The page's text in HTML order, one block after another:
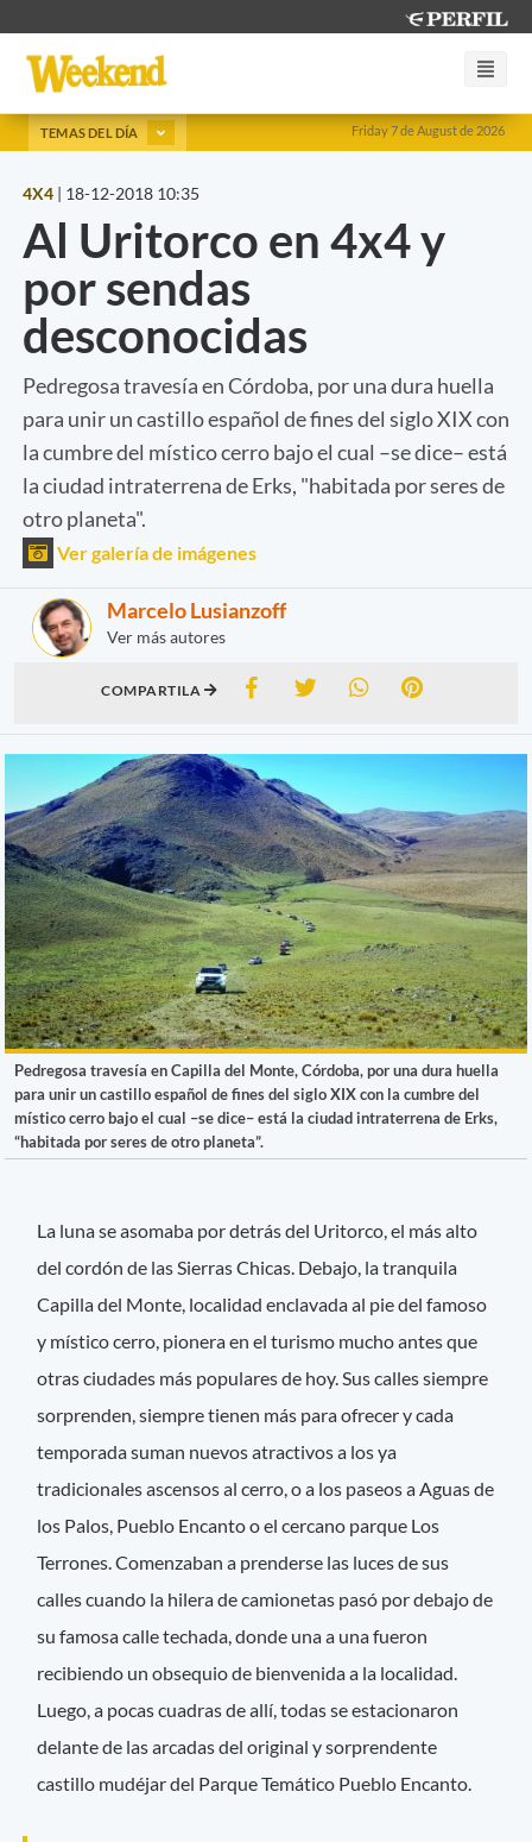
Friday 7 de August de 2026
TEMAS DEL DÍA
4X4 | 18-12-2018 10:35
Al Uritorco en 4x4 y
por sendas
desconocidas
Pedregosa travesía en Córdoba, por una dura huella
para unir un castillo español de fines del siglo XIX con
la cumbre del místico cerro bajo el cual –se dice– está
la ciudad intraterrena de Erks, "habitada por seres de
otro planeta".
Ver galería de imágenes
Marcelo Lusianzoff
Ver más autores
COMPARTILA
Pedregosa travesía en Capilla del Monte, Córdoba, por una dura huella
para unir un castillo español de fines del siglo XIX con la cumbre del
místico cerro bajo el cual –se dice– está la ciudad intraterrena de Erks,
“habitada por seres de otro planeta”.
La luna se asomaba por detrás del Uritorco, el más alto
del cordón de las Sierras Chicas. Debajo, la tranquila
Capilla del Monte, localidad enclavada al pie del famoso
y místico cerro, pionera en el turismo mucho antes que
otras ciudades más populares de hoy. Sus calles siempre
sorprenden, siempre tienen más para ofrecer y cada
temporada suman nuevos atractivos a los ya
tradicionales ascensos al cerro, o a los paseos a Aguas de
los Palos, Pueblo Encanto o el cercano parque Los
Terrones. Comenzaban a prenderse las luces de sus
calles cuando la hilera de camionetas pasó por debajo de
su famosa calle techada, donde una a una fueron
recibiendo un obsequio de bienvenida a la localidad.
Luego, a pocas cuadras de allí, todas se estacionaron
delante de las arcadas del original y sorprendente
castillo mudéjar del Parque Temático Pueblo Encanto.